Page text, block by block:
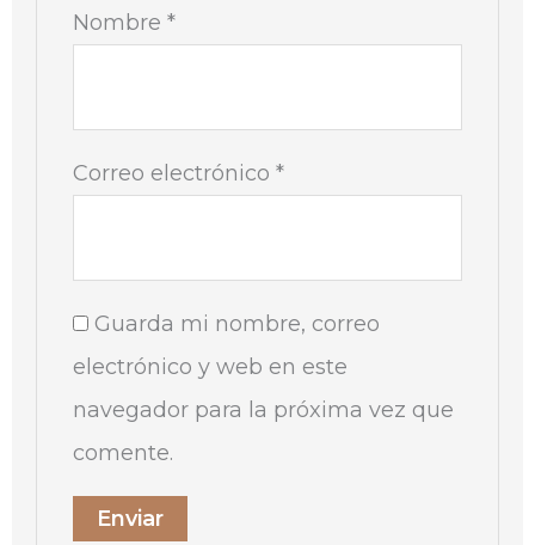
Nombre*
Correo electrónico*
Guarda mi nombre, correo
electrónico y web en este
navegador para la próxima vez que
comente.